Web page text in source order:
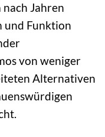
Jahren
und Funktion
von weniger
Alternativen